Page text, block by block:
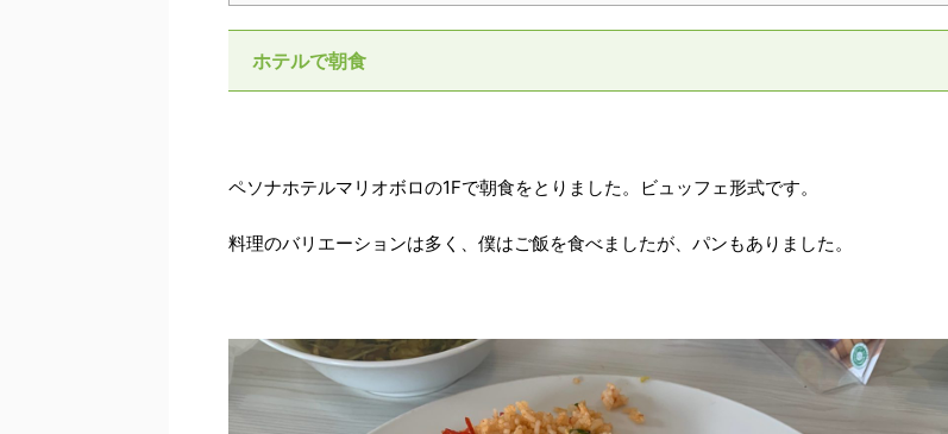
ホテルで朝食
ペソナホテルマリオボロの1Fで朝食をとりました。ビュッフェ形式です。
料理のバリエーションは多く、僕はご飯を食べましたが、パンもありました。